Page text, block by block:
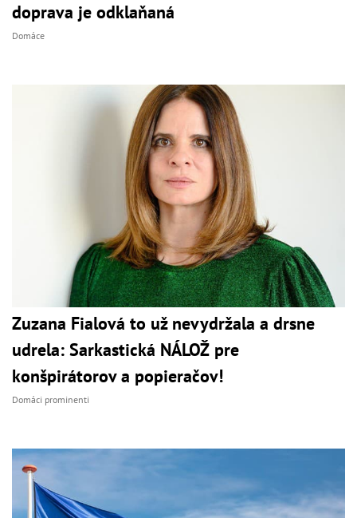
doprava je odklaňaná
Domáce
Zuzana Fialová to už nevydržala a drsne
udrela: Sarkastická NÁLOŽ pre
konšpirátorov a popieračov!
Domáci prominenti